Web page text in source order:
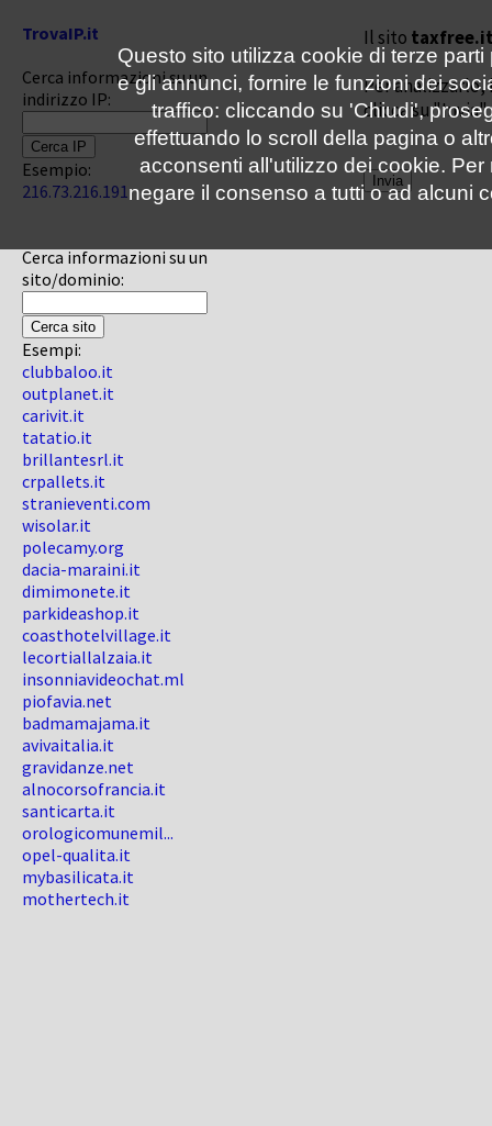
TrovaIP.it
Cerca informazioni su un
indirizzo IP:
Esempio:
216.73.216.191
Cerca informazioni su un
sito/dominio:
Esempi:
clubbaloo.it
outplanet.it
carivit.it
tatatio.it
brillantesrl.it
crpallets.it
stranieventi.com
wisolar.it
polecamy.org
dacia-maraini.it
dimimonete.it
parkideashop.it
coasthotelvillage.it
lecortiallalzaia.it
insonniavideochat.ml
piofavia.net
badmamajama.it
avivaitalia.it
gravidanze.net
alnocorsofrancia.it
santicarta.it
orologicomunemil...
opel-qualita.it
mybasilicata.it
mothertech.it
Il sito
Per
clicca su "Invia"
Questo sito utilizza cookie di terze
e gli annunci, fornire le funzioni dei
traffico: cliccando su 'Chiudi',
effettuando lo scroll della pagina o
acconsenti all'utilizzo dei cookie.
negare il consenso a tutti o ad alcuni